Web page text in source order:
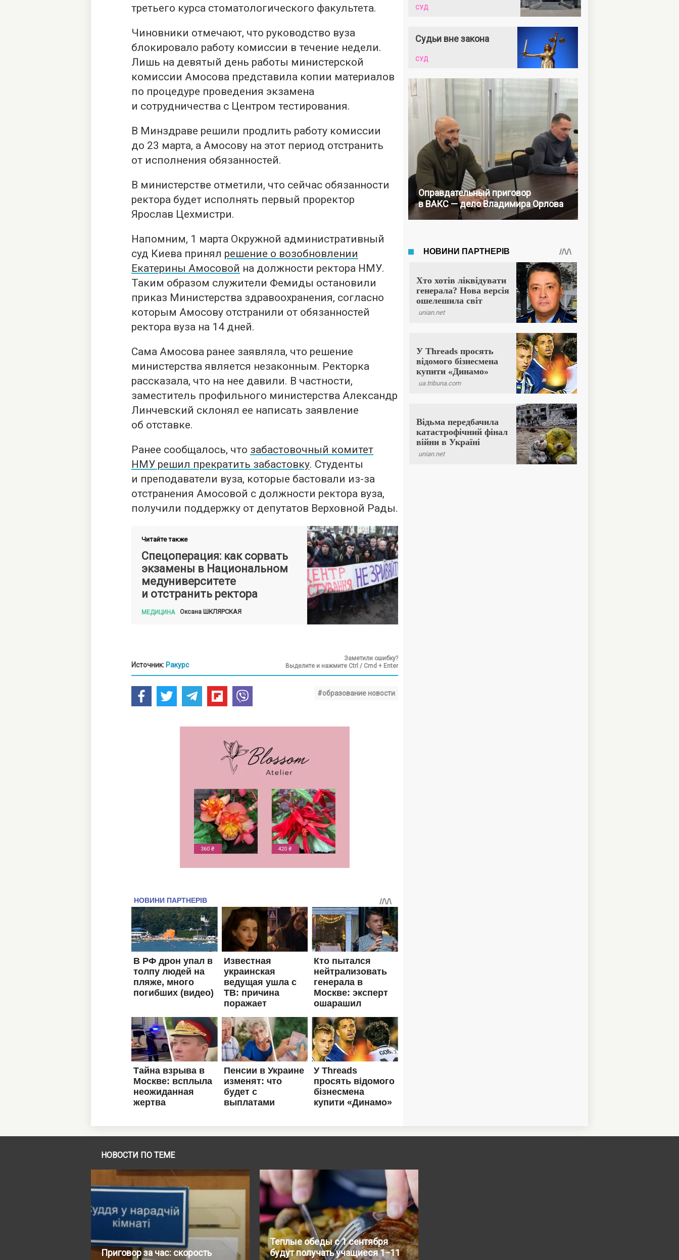
третьего курса стоматологического факультета.
Чиновники отмечают, что руководство вуза
блокировало работу комиссии в течение недели.
Лишь на девятый день работы министерской
комиссии Амосова представила копии материалов
по процедуре проведения экзамена
и сотрудничества с Центром тестирования.
В Минздраве решили продлить работу комиссии
до 23 марта, а Амосову на этот период отстранить
от исполнения обязанностей.
В министерстве отметили, что сейчас обязанности
ректора будет исполнять первый проректор
Ярослав Цехмистри.
Напомним, 1 марта Окружной административный
суд Киева принял решение о возобновлении
Екатерины Амосовой на должности ректора НМУ.
Таким образом служители Фемиды остановили
приказ Министерства здравоохранения, согласно
которым Амосову отстранили от обязанностей
ректора вуза на 14 дней.
Сама Амосова ранее заявляла, что решение
министерства является незаконным. Ректорка
рассказала, что на нее давили. В частности,
заместитель профильного министерства Александр
Линчевский склонял ее написать заявление
об отставке.
Ранее сообщалось, что забастовочный комитет
НМУ решил прекратить забастовку. Студенты
и преподаватели вуза, которые бастовали из-за
отстранения Амосовой с должности ректора вуза,
получили поддержку от депутатов Верховной Рады.
Читайте также
Спецоперация: как сорвать
экзамены в Национальном
медуниверситете
и отстранить ректора
МЕДИЦИНА Оксана ШКЛЯРСКАЯ
Источник: Ракурс
Заметили ошибку?
Выделите и нажмите Ctrl / Cmd + Enter
#образование новости
СУД
Судьи вне закона
СУД
Оправдательный приговор
в ВАКС — дело Владимира Орлова
НОВОСТИ ПО ТЕМЕ
Приговор за час: скорость
Теплые обеды с 1 сентября
будут получать учащиеся 1−11